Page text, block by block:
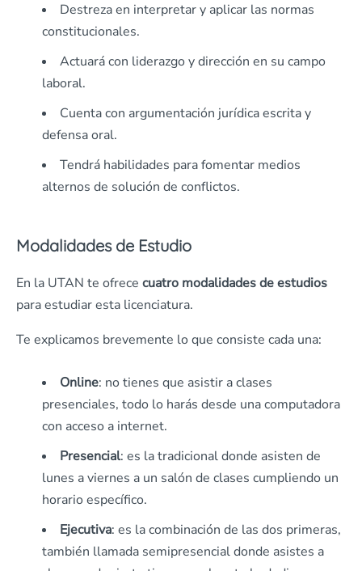
Destreza en interpretar y aplicar las normas
constitucionales.
Actuará con liderazgo y dirección en su campo
laboral.
Cuenta con argumentación jurídica escrita y
defensa oral.
Tendrá habilidades para fomentar medios
alternos de solución de conflictos.
Modalidades de Estudio
En la UTAN te ofrece cuatro modalidades de estudios
para estudiar esta licenciatura.
Te explicamos brevemente lo que consiste cada una:
Online: no tienes que asistir a clases
presenciales, todo lo harás desde una computadora
con acceso a internet.
Presencial: es la tradicional donde asisten de
lunes a viernes a un salón de clases cumpliendo un
horario específico.
Ejecutiva: es la combinación de las dos primeras,
también llamada semipresencial donde asistes a